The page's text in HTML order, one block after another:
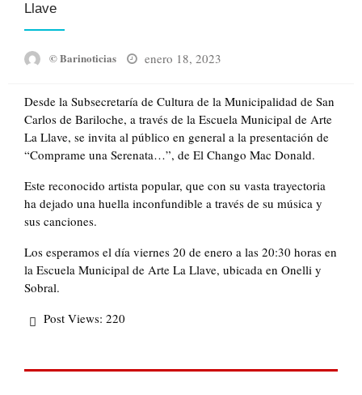
Llave
© Barinoticias
Posted
enero 18, 2023
Desde la Subsecretaría de Cultura de la Municipalidad de San
Carlos de Bariloche, a través de la Escuela Municipal de Arte
La Llave, se invita al público en general a la presentación de
“Comprame una Serenata…”, de El Chango Mac Donald.
Este reconocido artista popular, que con su vasta trayectoria
ha dejado una huella inconfundible a través de su música y
sus canciones.
Los esperamos el día viernes 20 de enero a las 20:30 horas en
la Escuela Municipal de Arte La Llave, ubicada en Onelli y
Sobral.
Post Views: 220